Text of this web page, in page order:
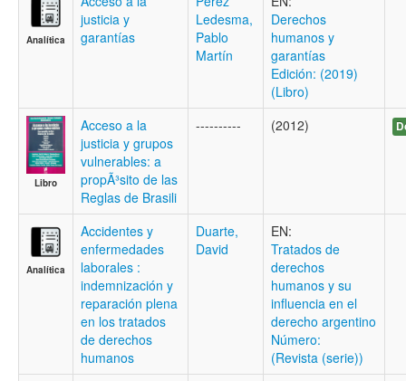
Analítica
justicia y
garantías
Ledesma,
Pablo
Martín
Derechos
humanos y
garantías
Edición: (2019)
(Libro)
Libro
Acceso a la
justicia y grupos
vulnerables: a
propÃ³sito de las
Reglas de Brasili
---------- (2012)
Analítica
Accidentes y
enfermedades
laborales :
indemnización y
reparación plena
en los tratados
de derechos
humanos
Duarte,
David
EN:
Tratados de
derechos
humanos y su
influencia en el
derecho argentino
Número:
(Revista (serie))